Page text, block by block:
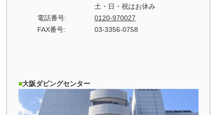
土・日・祝はお休み
電話番号:
0120-970027
FAX番号:
03-3356-0758
大阪ダビングセンター